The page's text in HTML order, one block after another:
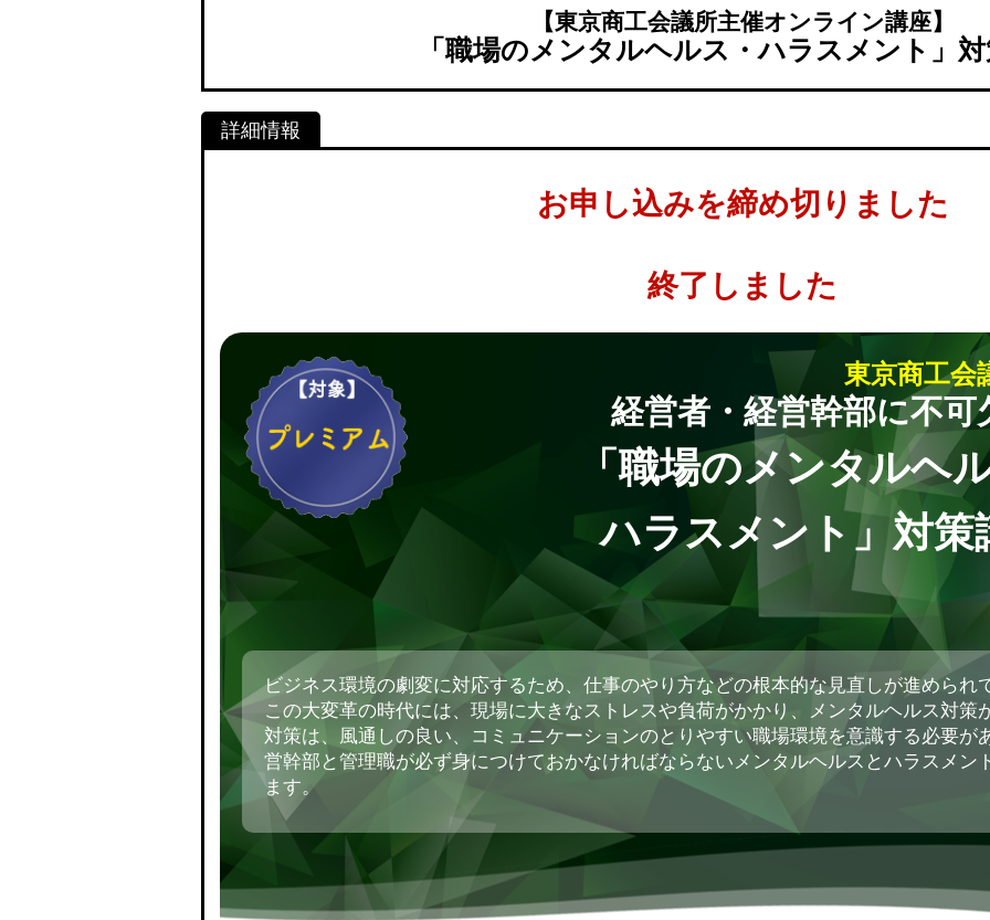
【東京商工会議所主催オンライン講座】
「職場のメンタルヘルス・ハラスメント」
お申し込みを締め切りました
終了しました
東京商工会
経営者・経営幹部に不可
「職場のメンタルヘ
ハラスメント」対策
ビジネス環境の劇変に対応するため、仕事のやり方などの根本的な見直しが進められ
この大変革の時代には、現場に大きなストレスや負荷がかかり、メンタルヘルス対策
対策は、風通しの良い、コミュニケーションのとりやすい職場環境を意識する必要が
営幹部と管理職が必ず身につけておかなければならないメンタルヘルスとハラスメン
ます。